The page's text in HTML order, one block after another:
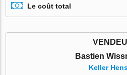
Le coût total
Bastien
Keller